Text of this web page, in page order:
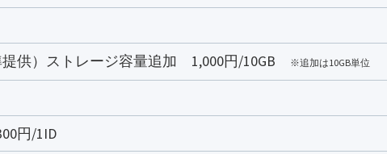
提供）ストレージ容量追加 1,000円/10GB ※追加は10GB単位
円/1ID